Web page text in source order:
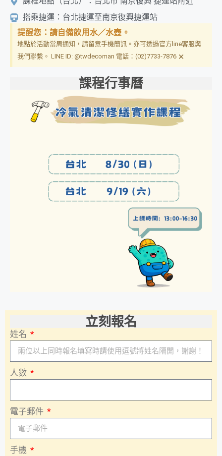
搭乘捷運：台北捷運至南京復興捷運站
提醒您：請自備飲用水／水壺。
地點於活動當周通知，請留意手機簡訊。亦可透過官方line客服與
我們聯繫。 LINE ID: @twdecoman 電話：(02)7733-7876 ×
課程行事曆
立刻報名
姓名
人數
電子郵件
手機